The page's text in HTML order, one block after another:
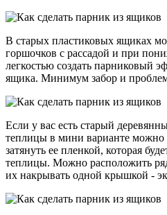
В старых пластиковых ящиках
горшочков с рассадой и при
легкостью создать парниковый
ящика. Минимум забор и
Если у вас есть старый
теплицы в мини варианте можно
затянуть ее пленкой, которая
теплицы. Можно расположить
их накрывать одной крышкой -